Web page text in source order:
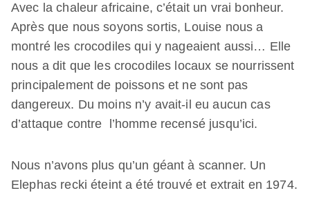
Avec la chaleur africaine, c’était un vrai bonheur.
Après que nous soyons sortis, Louise nous a
montré les crocodiles qui y nageaient aussi… Elle
nous a dit que les crocodiles locaux se nourrissent
principalement de poissons et ne sont pas
dangereux. Du moins n’y avait-il eu aucun cas
d’attaque contre l’homme recensé jusqu’ici.
Nous n’avons plus qu’un géant à scanner. Un
Elephas recki éteint a été trouvé et extrait en 1974.